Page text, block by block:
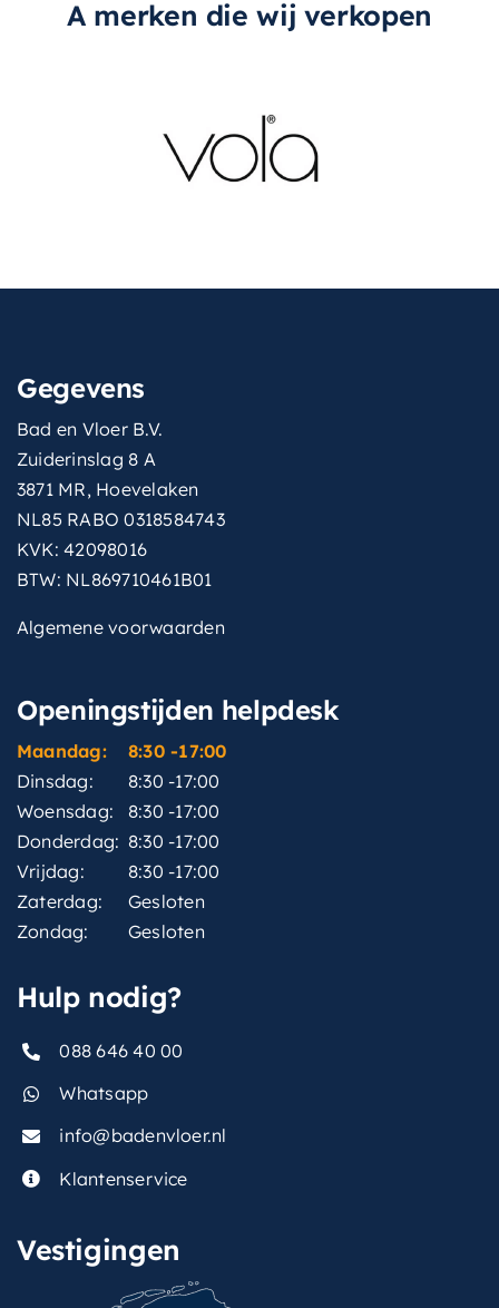
A merken die wij verkopen
Gegevens
Bad en Vloer B.V.
Zuiderinslag 8 A
3871 MR, Hoevelaken
NL85 RABO 0318584743
KVK: 42098016
BTW: NL869710461B01
Algemene voorwaarden
Openingstijden helpdesk
Maandag:
8:30 -17:00
Dinsdag:
8:30 -17:00
Woensdag:
8:30 -17:00
Donderdag: 8:30 -17:00
Vrijdag:
8:30 -17:00
Zaterdag:
Gesloten
Zondag:
Gesloten
Hulp nodig?
088 646 40 00
Whatsapp
info@badenvloer.nl
Klantenservice
Vestigingen